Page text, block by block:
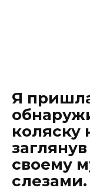
Я
коляску
своему
слезами.